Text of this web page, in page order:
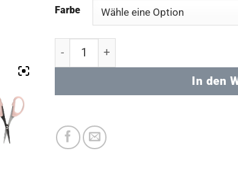
Farbe
Silhouettenschere Menge
In den